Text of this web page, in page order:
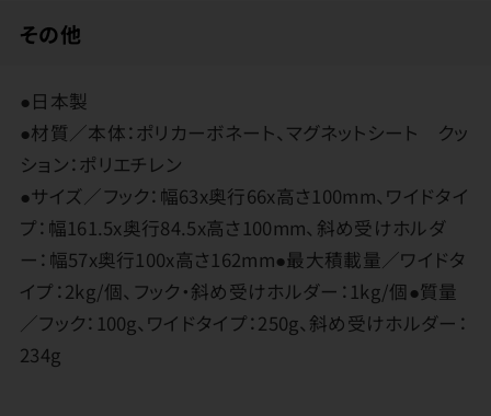
その他
●日本製
●材質／本体：ポリカーボネート、マグネットシート クッ
ション：ポリエチレン
●サイズ／フック：幅63x奥行66x高さ100mm、ワイドタイ
プ：幅161.5x奥行84.5x高さ100mm、斜め受けホルダ
ー：幅57x奥行100x高さ162mm●最大積載量／ワイドタ
イプ：2kg/個、フック・斜め受けホルダー：1kg/個●質量
／フック：100g、ワイドタイプ：250g、斜め受けホルダー：
234g